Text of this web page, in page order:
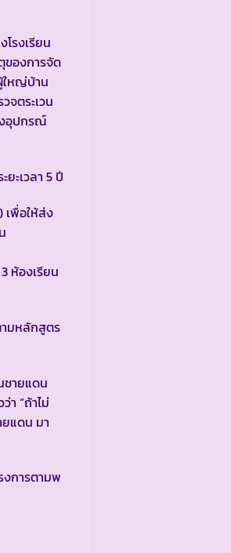
รงเรียน
ของการจัด
ใหญ่บ้าน
จตระเวน
งอุปกรณ์
ะเวลา 5 ปี
เพื่อให้ส่ง
ห้องเรียน
ามหลักสูตร
ชายแดน
า “ถ้าไม่
ยแดน มา
งการตามพ